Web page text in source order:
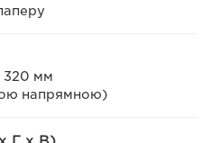
320 мм
напрямною)